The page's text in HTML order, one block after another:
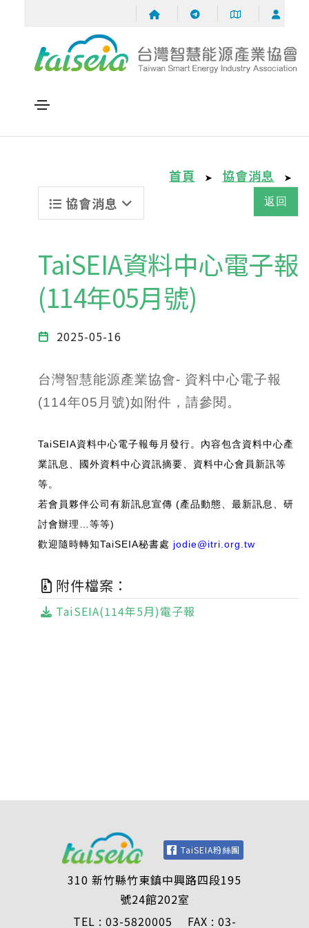
首頁 ➤ 協會消息 ➤
協會消息 返回
TaiSEIA資料中心電子報
(114年05月號)
2025-05-16
台灣智慧能源產業協會- 資料中心電子報
(114年05月號)如附件，請參閱。
TaiSEIA資料中心電子報每月發行。內容包含資料中心產
業訊息、國外資料中心資訊摘要、資料中心會員新訊等
等。
若會員夥伴公司有新訊息宣傳 (產品動態、最新訊息、研
討會辦理…等等)
歡迎隨時轉知TaiSEIA秘書處 jodie@itri.org.tw
附件檔案：
TaiSEIA(114年5月)電子報
TaiSEIA粉絲團
310 新竹縣竹東鎮中興路四段195
號24館202室
TEL : 03-5820005 FAX : 03-